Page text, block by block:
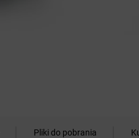
Pliki do pobrania